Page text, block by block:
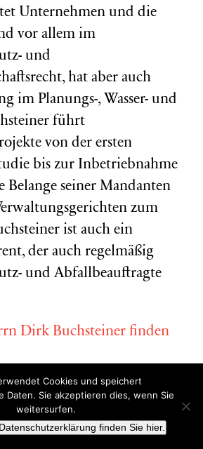
Unternehmen und die
vor allem im
und
hat aber auch
im Planungs-, Wasser- und
führt
von der ersten
bis zur Inbetriebnahme
Belange seiner Mandanten
zum
ist auch ein
der auch regelmäßig
und Abfallbeauftragte
Dirk Buchsteiner finden
Cookies und speichert
Daten. Sie akzeptieren dies, wenn Sie
weitersurfen.
finden Sie hier.